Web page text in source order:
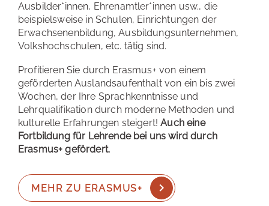
Ausbilder*innen, Ehrenamtler*innen usw., die
beispielsweise in Schulen, Einrichtungen der
Erwachsenenbildung, Ausbildungsunternehmen,
Volkshochschulen, etc. tätig sind.
Profitieren Sie durch Erasmus+ von einem
geförderten Auslandsaufenthalt von ein bis zwei
Wochen, der Ihre Sprachkenntnisse und
Lehrqualifikation durch moderne Methoden und
kulturelle Erfahrungen steigert!Auch eine
Fortbildung für Lehrende bei uns wird durch
Erasmus+ gefördert.
MEHR ZU ERASMUS+